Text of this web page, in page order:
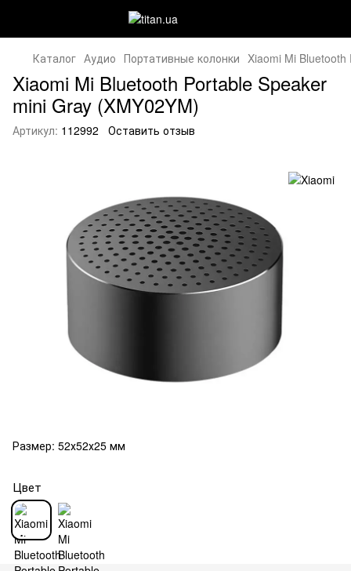
Каталог Аудио Портативные колонки Xiaomi Mi
Xiaomi Mi Bluetooth Portable Speaker
mini Gray (XMY02YM)
Артикул: 112992 Оставить отзыв
Размер: 52х52х25 мм
Цвет